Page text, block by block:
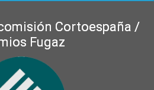
Cortoespaña /
Fugaz